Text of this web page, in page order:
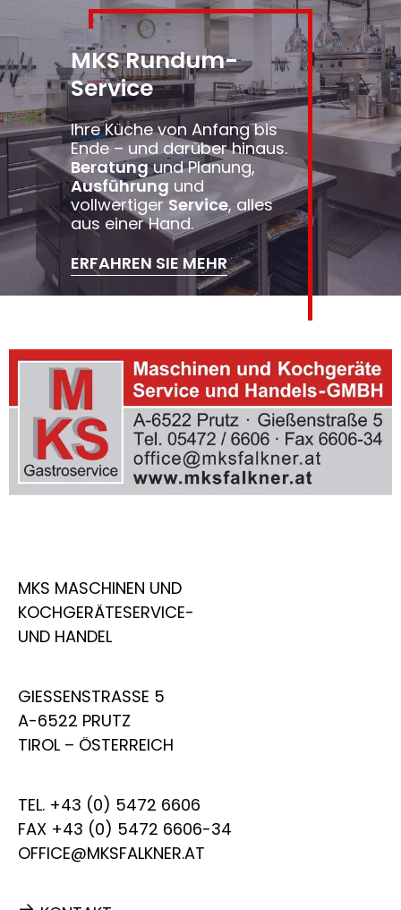
MKS Rundum-
Service
Ihre Küche von Anfang bis
Ende – und darüber hinaus.
Beratungund Planung,
Ausführung und
vollwertiger Service, alles
aus einer Hand.
ERFAHREN SIE MEHR
MKS MASCHINEN UND
KOCHGERÄTESERVICE-
UND HANDEL
GIESSENSTRASSE 5
A-6522 PRUTZ
TIROL – ÖSTERREICH
TEL. +43 (0) 5472 6606
FAX +43 (0) 5472 6606-34
OFFICE@MKSFALKNER.AT